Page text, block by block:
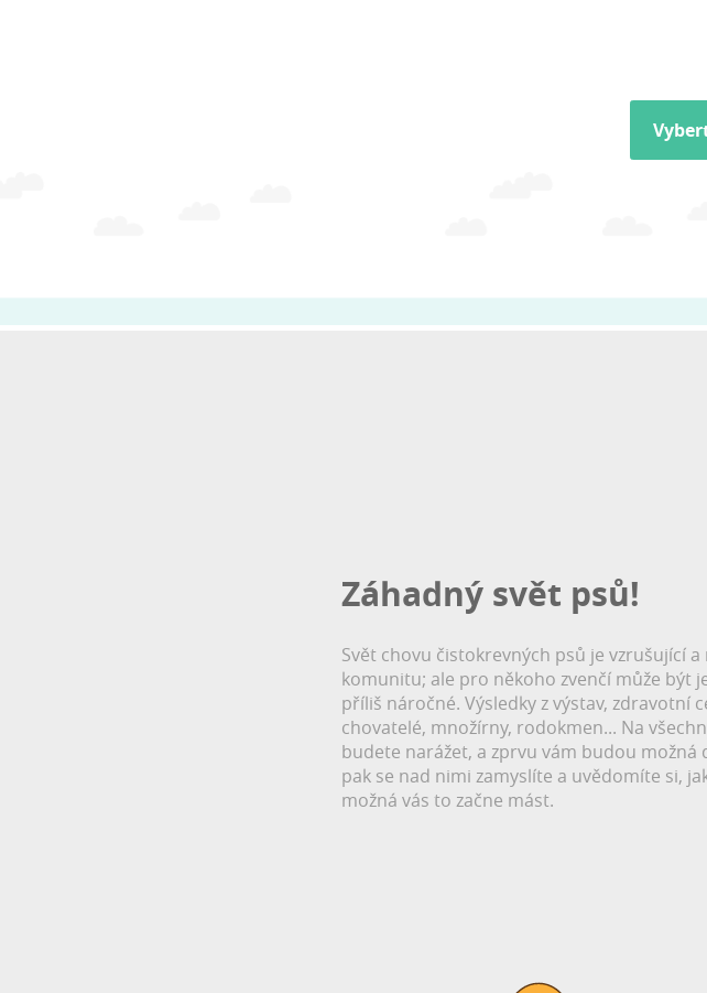
Záhadný svět psů!
Svět chovu čistokrevných psů je vzrušující
komunitu; ale pro někoho zvenčí může být
příliš náročné. Výsledky z výstav, zdravotní
chovatelé, množírny, rodokmen... Na
budete narážet, a zprvu vám budou možná
pak se nad nimi zamyslíte a uvědomíte si,
možná vás to začne mást.